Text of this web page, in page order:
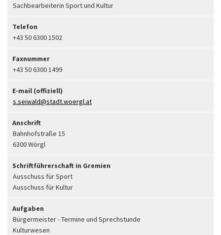
Sachbearbeiterin Sport und Kultur
Telefon
+43 50 6300 1502
Faxnummer
+43 50 6300 1499
E-mail (offiziell)
s.seiwald@stadt.woergl.at
Anschrift
Bahnhofstraße 15
6300 Wörgl
Schriftführerschaft in Gremien
Ausschuss für Sport
Ausschuss für Kultur
Aufgaben
Bürgermeister - Termine und Sprechstunde
Kulturwesen